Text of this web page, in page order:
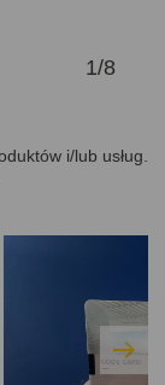
1/8
i/lub usług.